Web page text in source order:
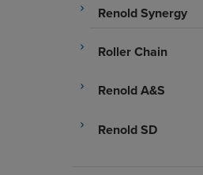
Renold Synergy
Roller Chain
Renold A&S
Renold SD